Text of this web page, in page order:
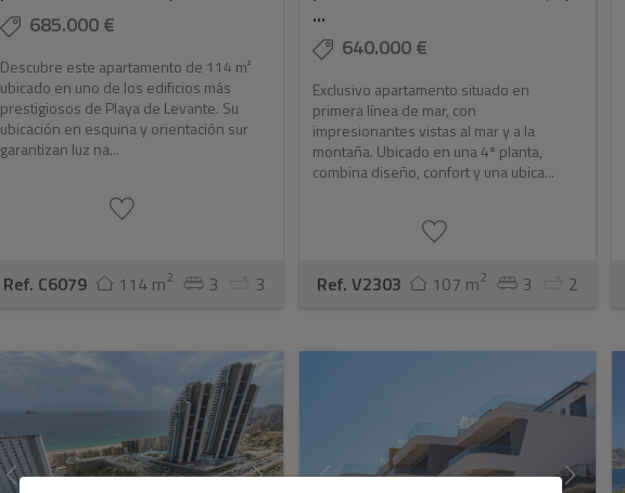
685.000 €
Descubre este apartamento de 114 m²
ubicado en uno de los edificios más
prestigiosos de Playa de Levante. Su
ubicación en esquina y orientación sur
garantizan luz na...
Ref. C6079 114 m2 3 3
...
640.000 €
Exclusivo apartamento situado en
primera línea de mar, con
impresionantes vistas al mar y a la
montaña. Ubicado en una 4ª planta,
combina diseño, confort y una ubica...
Ref. V2303 107 m2 3 2